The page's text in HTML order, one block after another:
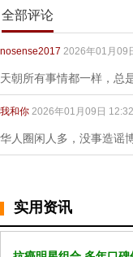
全部评论
nosense2017 2026年01月09
天朝所有事情都一样，总
我和你 2026年01月09日 12:32
华人圈闲人多，没事造谣
实用资讯